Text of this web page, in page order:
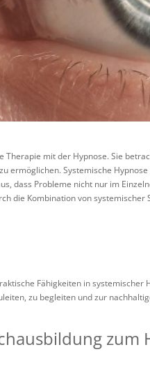
mit der Hypnose. Sie
ermöglichen. Systemische
dass Probleme nicht nur im
die Kombination von
Fähigkeiten in
zu begleiten und zur
zum